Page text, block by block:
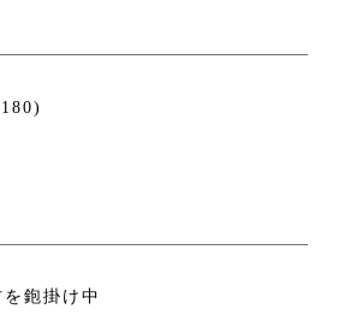
180)
鉋掛け中